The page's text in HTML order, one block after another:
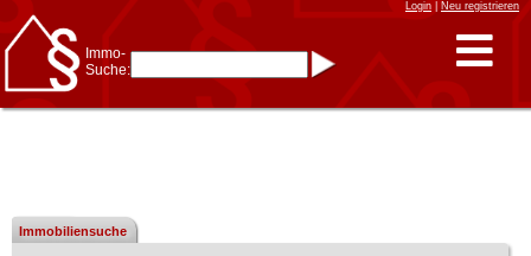
Login| Neu registrieren
Immo-
Suche:
Kombinieren
z.B.: 15 Frankfurt
Frankfurt/Oder
3 Treffer
Immobiliensuche